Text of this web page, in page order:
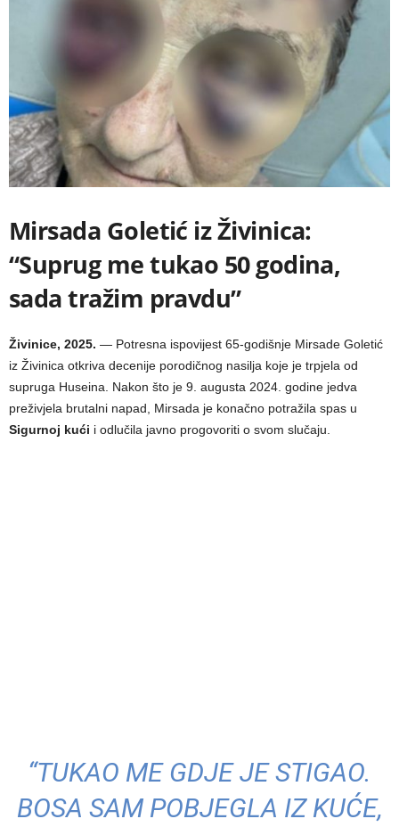
Mirsada Goletić iz Živinica:
“Suprug me tukao 50 godina,
sada tražim pravdu”
Živinice, 2025. — Potresna ispovijest 65-godišnje Mirsade Goletić
iz Živinica otkriva decenije porodičnog nasilja koje je trpjela od
supruga Huseina. Nakon što je 9. augusta 2024. godine jedva
preživjela brutalni napad, Mirsada je konačno potražila spas u
Sigurnoj kući i odlučila javno progovoriti o svom slučaju.
“TUKAO ME GDJE JE STIGAO.
BOSA SAM POBJEGLA IZ KUĆE,